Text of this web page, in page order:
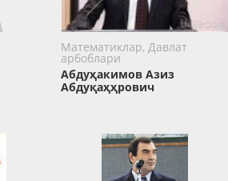
Математиклар, Давлат
арбоблари
Абдуҳакимов Азиз
Абдуқаҳҳрович